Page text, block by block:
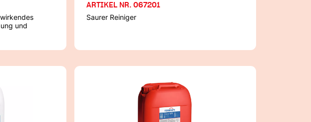
und
ARTIKEL NR. 067201
Saurer Reiniger